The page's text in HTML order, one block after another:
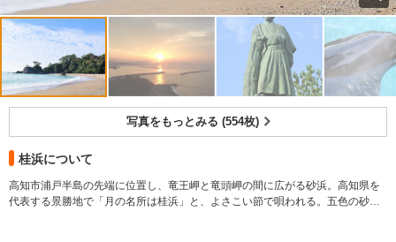
写真をもっとみる (554枚)
桂浜について
高知市浦戸半島の先端に位置し、竜王岬と竜頭岬の間に広がる砂浜。高知県を
代表する景勝地で「月の名所は桂浜」と、よさこい節で唄われる。五色の砂